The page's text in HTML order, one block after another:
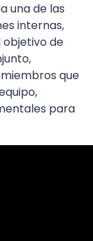
una de las
internas,
de
que
para